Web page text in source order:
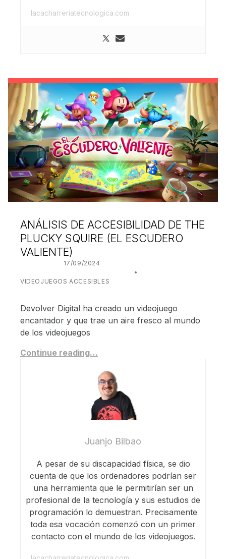
lacacharreriatecnologica.com
ANÁLISIS DE ACCESIBILIDAD DE THE
PLUCKY SQUIRE (EL ESCUDERO
VALIENTE)
17/09/2024
VIDEOJUEGOS ACCESIBLES
Devolver Digital ha creado un videojuego
encantador y que trae un aire fresco al mundo
de los videojuegos
Continue reading…
Juanjo Bilbao
A pesar de su discapacidad física, se dio
cuenta de que los ordenadores podrían ser
una herramienta que le permitirían ser un
profesional de la tecnología y sus estudios de
programación lo demuestran. Precisamente
toda esa vocación comenzó con un primer
contacto con el mundo de los videojuegos.